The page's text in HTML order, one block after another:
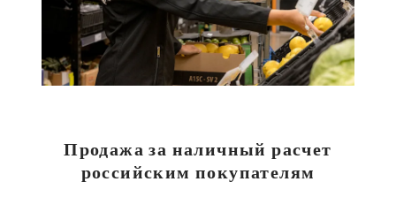
Продажа за наличный расчет
российским покупателям